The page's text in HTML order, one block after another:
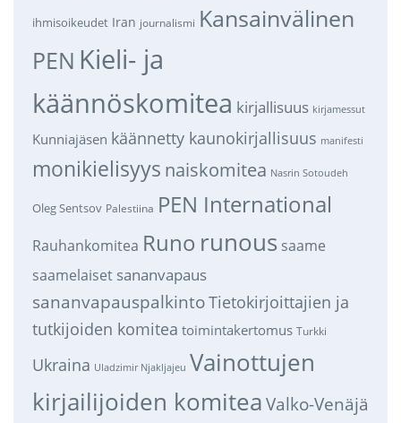
ihmisoikeudet Iran journalismi Kansainvälinen
PEN Kieli- ja
käännöskomitea kirjallisuus kirjamessut
Kunniajäsen käännetty kaunokirjallisuus manifesti
monikielisyys naiskomitea Nasrin Sotoudeh
Oleg Sentsov Palestiina PEN International
Rauhankomitea Runo runous saame
saamelaiset sananvapaus
sananvapauspalkintoTietokirjoittajien ja
tutkijoiden komitea toimintakertomus Turkki
Ukraina Uladzimir Njakljajeu Vainottujen
kirjailijoiden komitea Valko-Venäjä